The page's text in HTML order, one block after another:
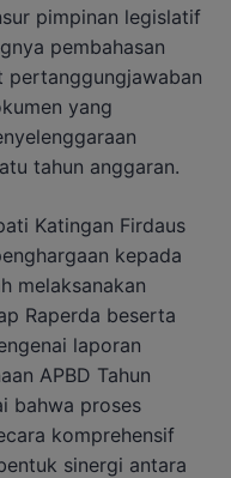
pimpinan legislatif
pembahasan
pertanggungjawaban
yang
tahun anggaran.
Katingan Firdaus
kepada
melaksanakan
Raperda beserta
laporan
APBD Tahun
bahwa proses
komprehensif
sinergi antara